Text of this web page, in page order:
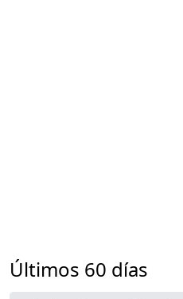
Últimos 60 días